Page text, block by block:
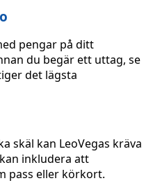
pengar på ditt
du begär ett uttag, se
det lägsta
skäl kan LeoVegas kräva
inkludera att
pass eller körkort.